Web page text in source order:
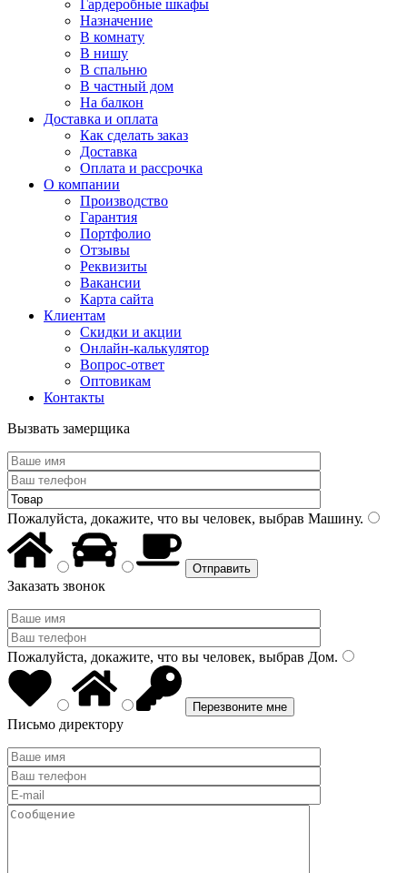
Гардеробные шкафы
Назначение
В комнату
В нишу
В спальню
В частный дом
На балкон
Доставка и оплата
Как сделать заказ
Доставка
Оплата и рассрочка
О компании
Производство
Гарантия
Портфолио
Отзывы
Реквизиты
Вакансии
Карта сайта
Клиентам
Скидки и акции
Онлайн-калькулятор
Вопрос-ответ
Оптовикам
Контакты
Вызвать замерщика
Пожалуйста, докажите, что вы человек, выбрав Машину.
Заказать звонок
Пожалуйста, докажите, что вы человек, выбрав Дом.
Письмо директору